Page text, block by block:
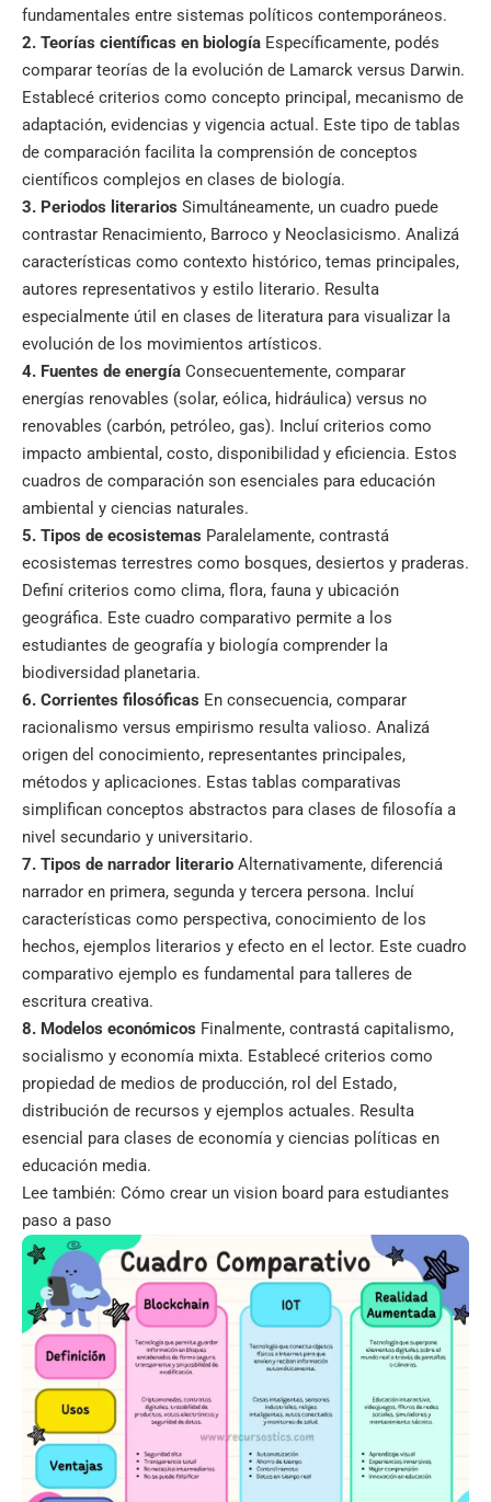
fundamentales entre sistemas políticos contemporáneos.
2. Teorías científicas en biología Específicamente, podés
comparar teorías de la evolución de Lamarck versus Darwin.
Establecé criterios como concepto principal, mecanismo de
adaptación, evidencias y vigencia actual. Este tipo de tablas
de comparación facilita la comprensión de conceptos
científicos complejos en clases de biología.
3. Periodos literarios Simultáneamente, un cuadro puede
contrastar Renacimiento, Barroco y Neoclasicismo. Analizá
características como contexto histórico, temas principales,
autores representativos y estilo literario. Resulta
especialmente útil en clases de literatura para visualizar la
evolución de los movimientos artísticos.
4. Fuentes de energía Consecuentemente, comparar
energías renovables (solar, eólica, hidráulica) versus no
renovables (carbón, petróleo, gas). Incluí criterios como
impacto ambiental, costo, disponibilidad y eficiencia. Estos
cuadros de comparación son esenciales para educación
ambiental y ciencias naturales.
5. Tipos de ecosistemas Paralelamente, contrastá
ecosistemas terrestres como bosques, desiertos y praderas.
Definí criterios como clima, flora, fauna y ubicación
geográfica. Este cuadro comparativo permite a los
estudiantes de geografía y biología comprender la
biodiversidad planetaria.
6. Corrientes filosóficas En consecuencia, comparar
racionalismo versus empirismo resulta valioso. Analizá
origen del conocimiento, representantes principales,
métodos y aplicaciones. Estas tablas comparativas
simplifican conceptos abstractos para clases de filosofía a
nivel secundario y universitario.
7. Tipos de narrador literario Alternativamente, diferenciá
narrador en primera, segunda y tercera persona. Incluí
características como perspectiva, conocimiento de los
hechos, ejemplos literarios y efecto en el lector. Este cuadro
comparativo ejemplo es fundamental para talleres de
escritura creativa.
8. Modelos económicos Finalmente, contrastá capitalismo,
socialismo y economía mixta. Establecé criterios como
propiedad de medios de producción, rol del Estado,
distribución de recursos y ejemplos actuales. Resulta
esencial para clases de economía y ciencias políticas en
educación media.
Lee también: Cómo crear un vision board para estudiantes
paso a paso